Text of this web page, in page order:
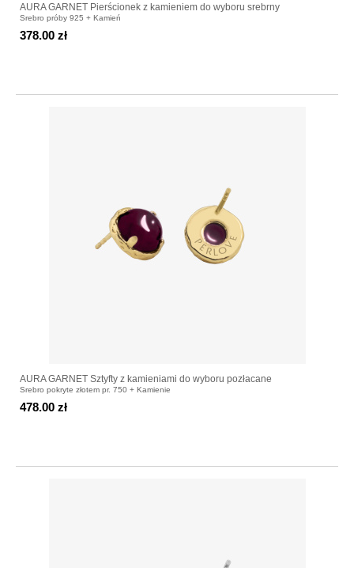
AURA GARNET Pierścionek z kamieniem do wyboru srebrny
Srebro próby 925 + Kamień
378.00 zł
AURA GARNET Sztyfty z kamieniami do wyboru pozłacane
Srebro pokryte złotem pr. 750 + Kamienie
478.00 zł